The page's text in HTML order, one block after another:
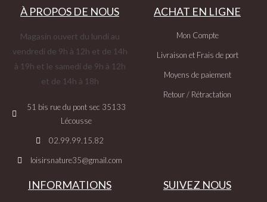
À PROPOS DE NOUS
Magasin ouvert du lundi au
vendredi de 9h à 12h et de 14h
à 19h et le samedi de 9h à 12h
et de 14h à 18h
51 bis rue du pont sec 35133
Lécousse
02.99.99.15.82
loisirsnature35@gmail.com
ACHAT EN LIGNE
Mon Compte
Livraison et Frais de port
Moyens de paiement
Retour / Rétractation
INFORMATIONS SUIVEZ NOUS